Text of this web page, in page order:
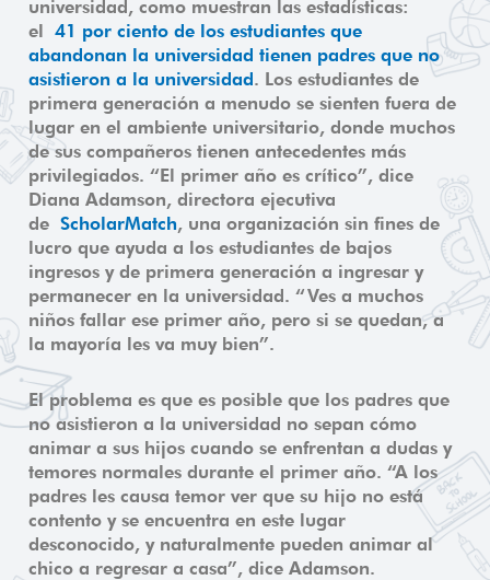
universidad, como muestran las estadísticas:
el 41 por ciento de los estudiantes que
abandonan la universidad tienen padres que no
asistieron a la universidad. Los estudiantes de
primera generación a menudo se sienten fuera de
lugar en el ambiente universitario, donde muchos
de sus compañeros tienen antecedentes más
privilegiados. “El primer año es crítico”, dice
Diana Adamson, directora ejecutiva
de ScholarMatch, una organización sin fines de
lucro que ayuda a los estudiantes de bajos
ingresos y de primera generación a ingresar y
permanecer en la universidad. “Ves a muchos
niños fallar ese primer año, pero si se quedan, a
la mayoría les va muy bien”.
El problema es que es posible que los padres que
no asistieron a la universidad no sepan cómo
animar a sus hijos cuando se enfrentan a dudas y
temores normales durante el primer año. “A los
padres les causa temor ver que su hijo no está
contento y se encuentra en este lugar
desconocido, y naturalmente pueden animar al
chico a regresar a casa”, dice Adamson.